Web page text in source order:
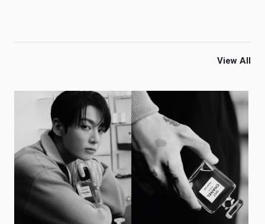
View All